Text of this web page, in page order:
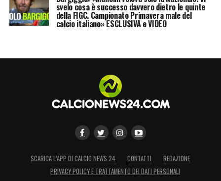
svelo cosa è successo davvero dietro le quinte
della FIGC. Campionato Primavera male del
calcio italiano» ESCLUSIVA e VIDEO
SCARICA L’APP DI CALCIO NEWS 24 CONTATTI
REDAZIONE
PRIVACY POLICY E TRATTAMENTO DEI DATI PERSONALI